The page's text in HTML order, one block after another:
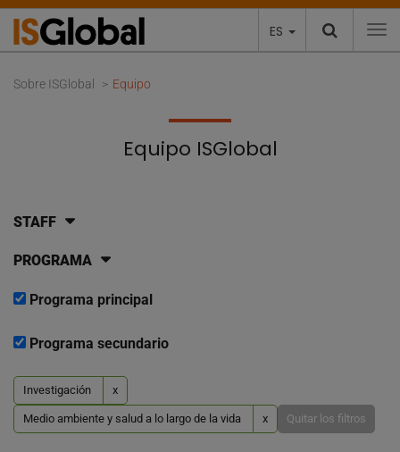
ES
Sobre ISGlobal Equipo
Equipo ISGlobal
STAFF
PROGRAMA
Programa principal
Programa secundario
Investigación x
Medio ambiente y salud a lo largo de la vida x Quitar los filtros